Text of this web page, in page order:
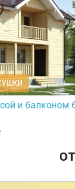
и балконом